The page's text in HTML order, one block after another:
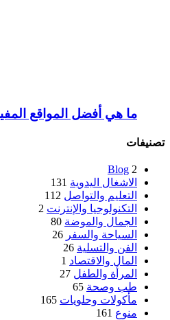
ما هي أفضل المواقع
تصنيفات
Blog 2
الاشغال اليدوية 131
التعليم والتواصل 112
التكنولوجيا والإنترنت 2
الجمال والموضة 80
السياحة والسفر 26
الفن والتسلية 26
المال والاقتصاد 1
المرأة والطفل 27
طب وصحة 65
مأكولات وحلويات 165
منوع 161